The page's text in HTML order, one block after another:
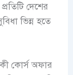
দেশের
ভিন্ন হতে
কোর্স অফার